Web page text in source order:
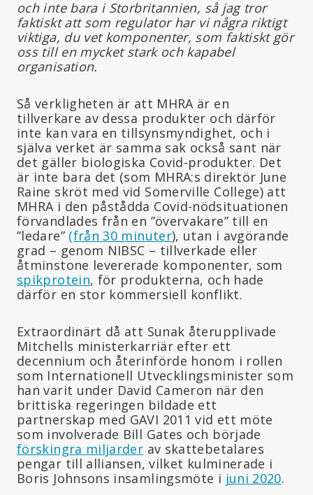
och inte bara i Storbritannien, så jag tror
faktiskt att som regulator har vi några riktigt
viktiga, du vet komponenter, som faktiskt gör
oss till en mycket stark och kapabel
organisation.
Så verkligheten är att MHRA är en
tillverkare av dessa produkter och därför
inte kan vara en tillsynsmyndighet, och i
själva verket är samma sak också sant när
det gäller biologiska Covid-produkter. Det
är inte bara det (som MHRA:s direktör June
Raine skröt med vid Somerville College) att
MHRA i den påstådda Covid-nödsituationen
förvandlades från en ”övervakare” till en
”ledare” (från 30 minuter), utan i avgörande
grad – genom NIBSC – tillverkade eller
åtminstone levererade komponenter, som
spikprotein, för produkterna, och hade
därför en stor kommersiell konflikt.
Extraordinärt då att Sunak återupplivade
Mitchells ministerkarriär efter ett
decennium och återinförde honom i rollen
som Internationell Utvecklingsminister som
han varit under David Cameron när den
brittiska regeringen bildade ett
partnerskap med GAVI 2011 vid ett möte
som involverade Bill Gates och började
förskingra miljarder av skattebetalares
pengar till alliansen, vilket kulminerade i
Boris Johnsons insamlingsmöte i juni 2020.